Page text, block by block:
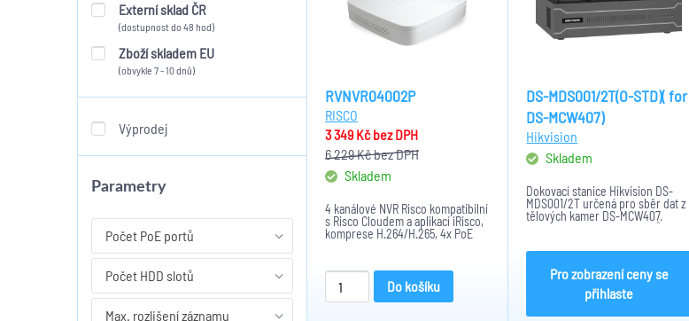
Externí sklad ČR
(dostupnost do 48 hod)
Zboží skladem EU
(obvykle 7 - 10 dnů)
Výprodej
Parametry
Počet PoE portů
Počet HDD slotů
Max. rozlišení záznamu
RVNVR04002P
RISCO
3 349 Kčbez DPH
6 229 Kčbez DPH
Skladem
4 kanálové NVR Risco kompatibilní
s Risco Cloudem a aplikací iRisco,
komprese H.264/H.265, 4x PoE
Do košíku
DS-MDS001/2T(O-STD)( for
DS-MCW407)
Hikvision
Skladem
Dokovací stanice Hikvision DS-
MDS001/2T určená pro sběr dat z
tělových kamer DS-MCW407.
Zjednodušuje přístup k datům a
8TB/disk, kapcita 8 kamer, USB, 2
GB RAM, Napájení: 100-240...
Pro zobrazení ceny se
přihlaste